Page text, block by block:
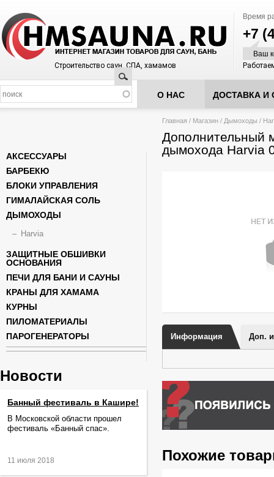
Время
+7
Ваш
Строительство саун, СПА, хамамов
Поиск
О НАС ДОСТАВКА И
Вы здесь
Главная / Магазин / Дымоходы /
Дополнительный
дымохода Harvia
Информация Доп.
Похожие
АКСЕССУАРЫ
БАРБЕКЮ
БЛОКИ УПРАВЛЕНИЯ
ГИМАЛАЙСКАЯ СОЛЬ
ДЫМОХОДЫ
Harvia
ЗАЩИТНЫЕ ОБШИВКИ
ОСНОВАНИЯ
ПЕЧИ ДЛЯ БАНИ И САУНЫ
КРАНЫ ДЛЯ ХАМАМА
КУРНЫ
ПИЛОМАТЕРИАЛЫ
ПАРОГЕНЕРАТОРЫ
Новости
Банный фестиваль в Кашире!
В Московской области прошел
фестиваль «Банный спас».
11 июля 2018